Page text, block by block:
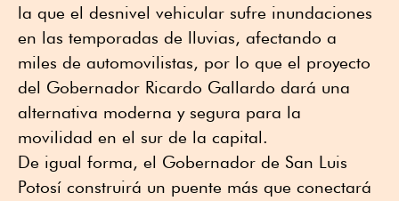
la que el desnivel vehicular sufre inundaciones
en las temporadas de lluvias, afectando a
miles de automovilistas, por lo que el proyecto
del Gobernador Ricardo Gallardo dará una
alternativa moderna y segura para la
movilidad en el sur de la capital.
De igual forma, el Gobernador de San Luis
Potosí construirá un puente más que conectará